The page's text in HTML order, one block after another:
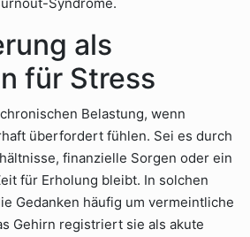
als
für Stress
Belastung, wenn
überfordert fühlen. Sei es durch
finanzielle Sorgen oder ein
für Erholung bleibt. In solchen
Gedanken häufig um vermeintliche
Gehirn registriert sie als akute